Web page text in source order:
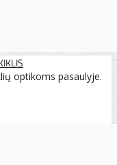
optikoms pasaulyje.